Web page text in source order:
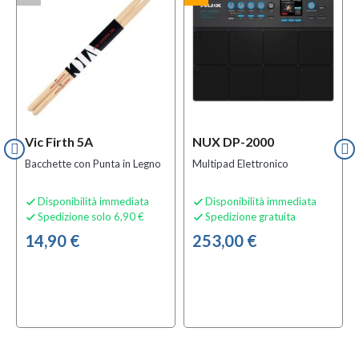
Vic Firth 5A
Bacchette con Punta in Legno
 Disponibilità immediata
 Spedizione solo 6,90 €
14,90 €
NUX DP-2000
Multipad Elettronico
 Disponibilità immediata
 Spedizione gratuita
253,00 €